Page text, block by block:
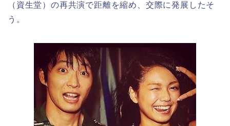
（資生堂）の再共演で距離を縮め、交際に発展したそ
う。